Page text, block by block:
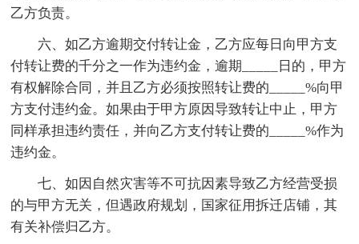
乙方负责。
六、如乙方逾期交付转让金，乙方应每日向甲方支
付转让费的千分之一作为违约金，逾期_____日的，甲方
有权解除合同，并且乙方必须按照转让费的_____%向甲
方支付违约金。如果由于甲方原因导致转让中止，甲方
同样承担违约责任，并向乙方支付转让费的_____%作为
违约金。
七、如因自然灾害等不可抗因素导致乙方经营受损
的与甲方无关，但遇政府规划，国家征用拆迁店铺，其
有关补偿归乙方。